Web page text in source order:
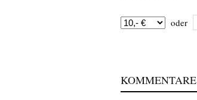
oder
KOMMENTARE